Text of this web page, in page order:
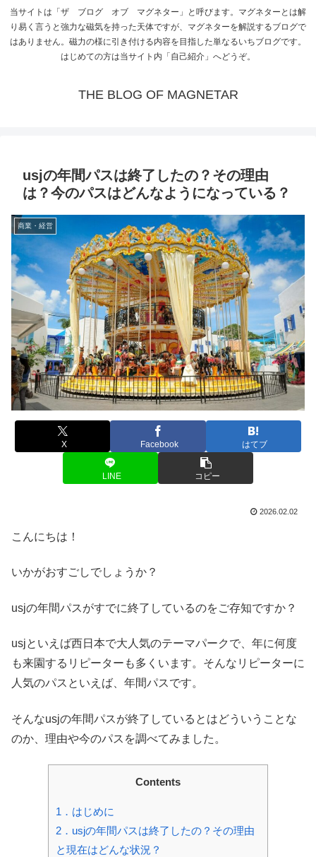
当サイトは「ザ ブログ オブ マグネター」と呼びます。マグネターとは解
り易く言うと強力な磁気を持った天体ですが、マグネターを解説するブログで
はありません。磁力の様に引き付ける内容を目指した単なるいちブログです。
はじめての方は当サイト内「自己紹介」へどうぞ。
THE BLOG OF MAGNETAR
usjの年間パスは終了したの？その理由
は？今のパスはどんなようになっている？
商業・経営
X Facebook はてブ
LINE コピー
2026.02.02
こんにちは！
いかがおすごしでしょうか？
usjの年間パスがすでに終了しているのをご存知ですか？
usjといえば西日本で大人気のテーマパークで、年に何度
も来園するリピーターも多くいます。そんなリピーターに
人気のパスといえば、年間パスです。
そんなusjの年間パスが終了しているとはどういうことな
のか、理由や今のパスを調べてみました。
Contents
1．はじめに
2．usjの年間パスは終了したの？その理由
と現在はどんな状況？